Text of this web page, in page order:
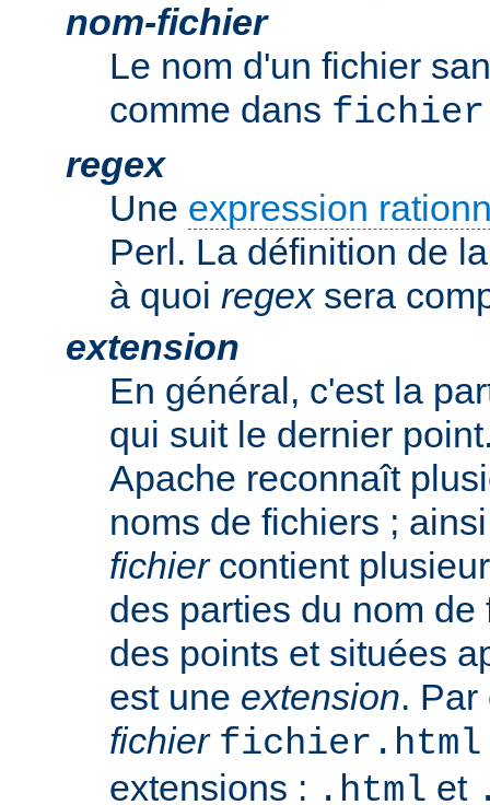
nom-fichier
Le nom d'un fichier
comme dans
regex
Une expression
Perl. La définition de
à quoi regexsera
extension
En général, c'est la
qui suit le dernier
Apache reconnaît
noms de fichiers ;
fichiercontient
des parties du nom
des points et situées
est une extension.
fichier
extensions : .html et